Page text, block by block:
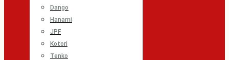
Dango
Hanami
JPF
Kotori
Tenko